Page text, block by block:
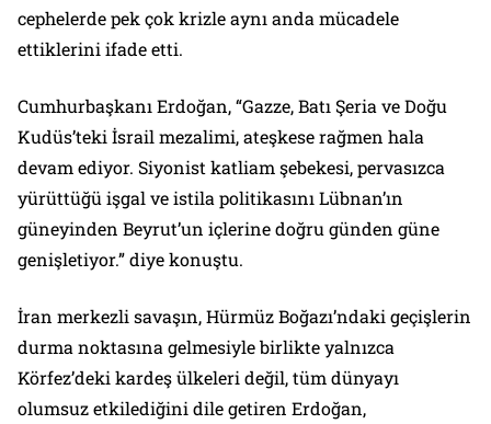
cephelerde pek çok krizle aynı anda mücadele
ettiklerini ifade etti.
Cumhurbaşkanı Erdoğan, “Gazze, Batı Şeria ve Doğu
Kudüs’teki İsrail mezalimi, ateşkese rağmen hala
devam ediyor. Siyonist katliam şebekesi, pervasızca
yürüttüğü işgal ve istila politikasını Lübnan’ın
güneyinden Beyrut’un içlerine doğru günden güne
genişletiyor.” diye konuştu.
İran merkezli savaşın, Hürmüz Boğazı’ndaki geçişlerin
durma noktasına gelmesiyle birlikte yalnızca
Körfez’deki kardeş ülkeleri değil, tüm dünyayı
olumsuz etkilediğini dile getiren Erdoğan,